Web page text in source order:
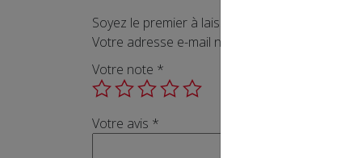
Soyez le premier à laisser votre avis sur “Filtre
Votre adresse e-mail ne sera pas publiée.
Votre note *
Votre avis *